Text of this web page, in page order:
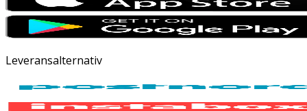
Leveransalternativ